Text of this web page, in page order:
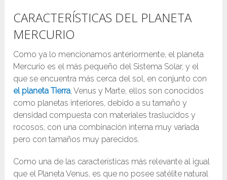
CARACTERÍSTICAS DEL PLANETA
MERCURIO
Como ya lo mencionamos anteriormente, el planeta
Mercurio es el más pequeño del Sistema Solar, y el
que se encuentra más cerca del sol, en conjunto con
el planeta Tierra, Venus y Marte, ellos son conocidos
como planetas interiores, debido a su tamaño y
densidad compuesta con materiales traslucidos y
rocosos, con una combinación interna muy variada
pero con tamaños muy parecidos.
Como una de las características más relevante al igual
que el Planeta Venus, es que no posee satélite natural